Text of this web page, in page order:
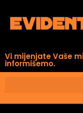
Vi mijenjate Vaše
informišemo.